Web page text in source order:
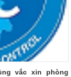
vắc xin phòng